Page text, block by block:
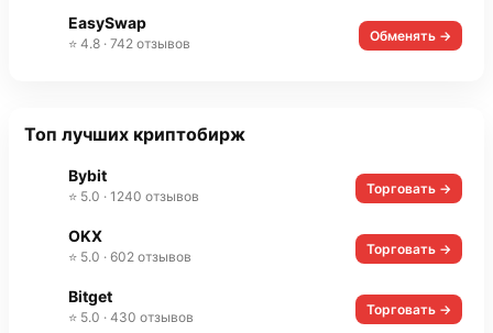
EasySwap
⭐ 4.8 · 742 отзывов Обменять →
Топ лучших криптобирж
Bybit
⭐ 5.0 · 1240 отзывов Торговать →
OKX
⭐ 5.0 · 602 отзывов Торговать →
Bitget
⭐ 5.0 · 430 отзывов Торговать →